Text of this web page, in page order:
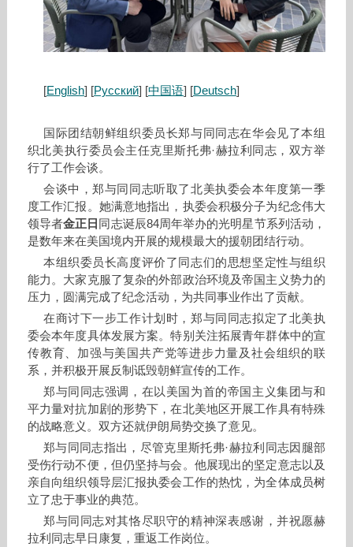
[English] [Русский] [中国语] [Deutsch]
国际团结朝鲜组织委员长郑与同同志在华会见了本组
织北美执行委员会主任克里斯托弗·赫拉利同志，双方举
行了工作会谈。
会谈中，郑与同同志听取了北美执委会本年度第一季
度工作汇报。她满意地指出，执委会积极分子为纪念伟大
领导者金正日 同志诞辰84周年举办的光明星节系列活动，
是数年来在美国境内开展的规模最大的援朝团结行动。
本组织委员长高度评价了同志们的思想坚定性与组织
能力。大家克服了复杂的外部政治环境及帝国主义势力的
压力，圆满完成了纪念活动，为共同事业作出了贡献。
在商讨下一步工作计划时，郑与同同志拟定了北美执
委会本年度具体发展方案。特别关注拓展青年群体中的宣
传教育、加强与美国共产党等进步力量及社会组织的联
系，并积极开展反制诋毁朝鲜宣传的工作。
郑与同同志强调，在以美国为首的帝国主义集团与和
平力量对抗加剧的形势下，在北美地区开展工作具有特殊
的战略意义。双方还就伊朗局势交换了意见。
郑与同同志指出，尽管克里斯托弗·赫拉利同志因腿部
受伤行动不便，但仍坚持与会。他展现出的坚定意志以及
亲自向组织领导层汇报执委会工作的热忱，为全体成员树
立了忠于事业的典范。
郑与同同志对其恪尽职守的精神深表感谢，并祝愿赫
拉利同志早日康复，重返工作岗位。